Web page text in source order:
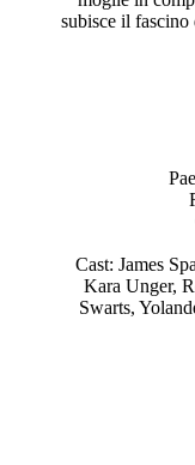
subisce il
Cast: James
Kara Unger,
Swarts,